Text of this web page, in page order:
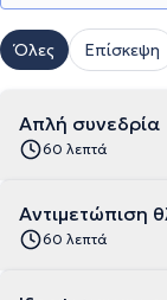
Όλες Επίσκεψη
Απλή συνεδρία
60 λεπτά
Αντιμετώπιση
60 λεπτά